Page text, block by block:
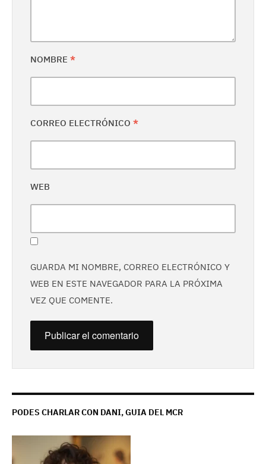
NOMBRE *
CORREO ELECTRÓNICO *
WEB
GUARDA MI NOMBRE, CORREO ELECTRÓNICO Y
WEB EN ESTE NAVEGADOR PARA LA PRÓXIMA
VEZ QUE COMENTE.
PODES CHARLAR CON DANI, GUIA DEL MCR